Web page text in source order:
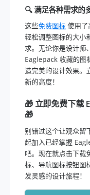
🔍 满足各种需求的
这些免费图标 使用了
轻松调整图标的大小
求。无论你是设计师
Eaglepack 收藏的图
造完美的设计效果。
新的高度！
🎁 立即免费下载
🎁
别错过这个让观众留
起加入已经掌握
吧。现在就点击下载
标、导航图标按钮图
发灵感的设计旅程！